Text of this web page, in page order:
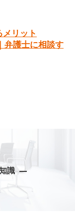
リット
弁護士に相談す
識